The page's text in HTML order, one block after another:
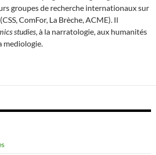
groupes de recherche internationaux sur
ComFor, La Brèche, ACME). Il
studies, à la narratologie, aux humanités
mediologie.